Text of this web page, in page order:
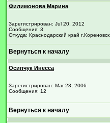
Филимонова Марина
Зарегистрирован: Jul 20, 2012
Сообщения: 3
Откуда: Краснодарский край г.Кореновск
Вернуться к началу
Осипчук Инесса
Зарегистрирован: Mar 23, 2006
Сообщения: 12
Вернуться к началу